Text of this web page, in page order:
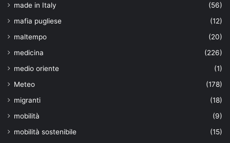
made in Italy
(56)
mafia pugliese
(12)
maltempo
(20)
medicina
(226)
medio oriente
(1)
Meteo
(178)
migranti
(18)
mobilità
(9)
mobilità sostenibile
(15)